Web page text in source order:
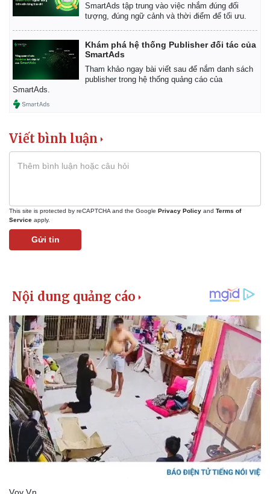
Kinh tế
SmartAds tập trung vào việc nhắm đúng đối
tượng, đúng ngữ cảnh và thời điểm để tối ưu.
Khám phá hệ thống Publisher đối tác của
SmartAds
Tham khảo ngay bài viết sau để nắm danh sách
publisher trong hệ thống quảng cáo của
SmartAds.
Viết bình luận
This site is protected by reCAPTCHA and the Google Privacy Policy and Terms of
Service apply.
Gửi tin